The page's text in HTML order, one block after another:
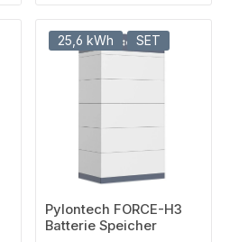
25,6 kWh SET
Pylontech FORCE-H3
Batterie Speicher